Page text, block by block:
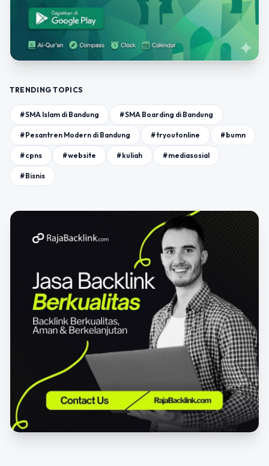
TRENDING TOPICS
#SMA Islam di Bandung #SMA Boarding di Bandung
#Pesantren Modern di Bandung #tryoutonline #bumn
#cpns #website #kuliah #mediasosial
#Bisnis